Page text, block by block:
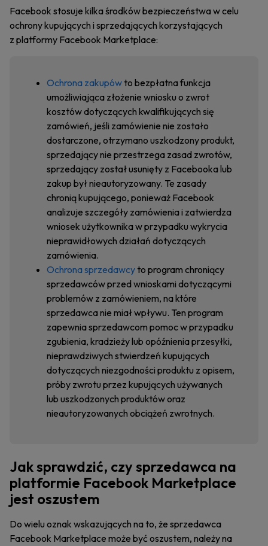
Facebook stosuje kilka środków bezpieczeństwa w celu
ochrony kupujących i sprzedających korzystających
z platformy Facebook Marketplace:
Ochrona zakupów to bezpłatna funkcja
umożliwiająca złożenie wniosku o zwrot
kosztów dotyczących kwalifikujących się
zamówień, jeśli zamówienie nie zostało
dostarczone, otrzymano uszkodzony produkt,
sprzedający nie przestrzega zasad zwrotów,
sprzedający został usunięty z Facebooka lub
zakup był nieautoryzowany. Te zasady
chronią kupującego, ponieważ Facebook
analizuje szczegóły zamówienia i zatwierdza
wniosek użytkownika w przypadku wykrycia
nieprawidłowych działań dotyczących
zamówienia.
Ochrona sprzedawcy to program chroniący
sprzedawców przed wnioskami dotyczącymi
problemów z zamówieniem, na które
sprzedawca nie miał wpływu. Ten program
zapewnia sprzedawcom pomoc w przypadku
zgubienia, kradzieży lub opóźnienia przesyłki,
nieprawdziwych stwierdzeń kupujących
dotyczących niezgodności produktu z opisem,
próby zwrotu przez kupujących używanych
lub uszkodzonych produktów oraz
nieautoryzowanych obciążeń zwrotnych.
Jak sprawdzić, czy sprzedawca na
platformie Facebook Marketplace
jest oszustem
Do wielu oznak wskazujących na to, że sprzedawca
Facebook Marketplace może być oszustem, należy na